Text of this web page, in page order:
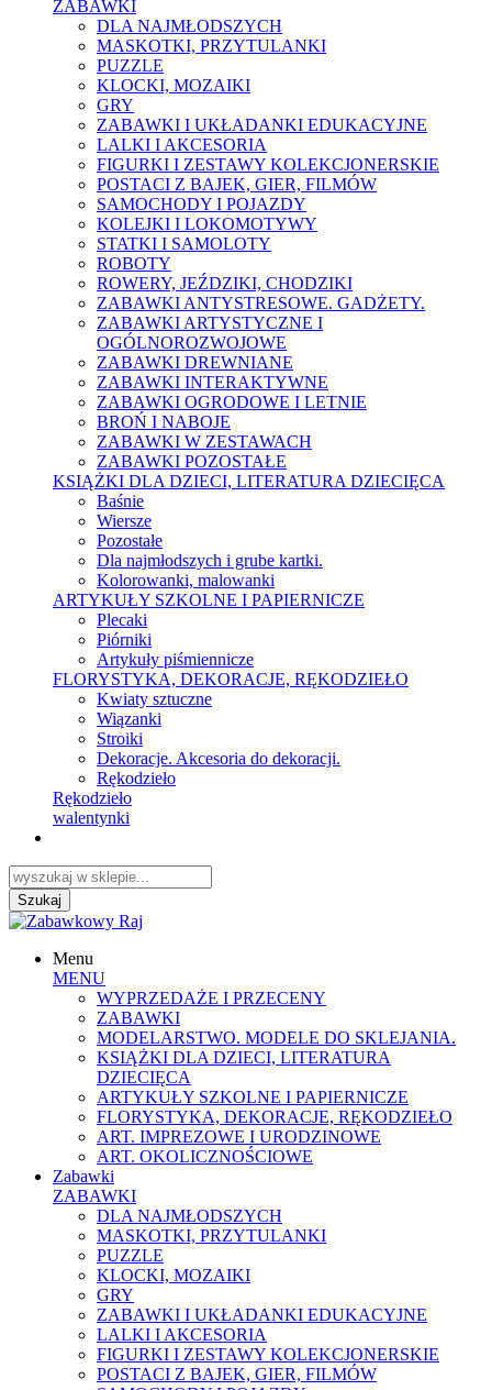
ZABAWKI
DLA NAJMŁODSZYCH
MASKOTKI, PRZYTULANKI
PUZZLE
KLOCKI, MOZAIKI
GRY
ZABAWKI I UKŁADANKI EDUKACYJNE
LALKI I AKCESORIA
FIGURKI I ZESTAWY KOLEKCJONERSKIE
POSTACI Z BAJEK, GIER, FILMÓW
SAMOCHODY I POJAZDY
KOLEJKI I LOKOMOTYWY
STATKI I SAMOLOTY
ROBOTY
ROWERY, JEŹDZIKI, CHODZIKI
ZABAWKI ANTYSTRESOWE. GADŻETY.
ZABAWKI ARTYSTYCZNE I
OGÓLNOROZWOJOWE
ZABAWKI DREWNIANE
ZABAWKI INTERAKTYWNE
ZABAWKI OGRODOWE I LETNIE
BROŃ I NABOJE
ZABAWKI W ZESTAWACH
ZABAWKI POZOSTAŁE
KSIĄŻKI DLA DZIECI, LITERATURA DZIECIĘCA
Baśnie
Wiersze
Pozostałe
Dla najmłodszych i grube kartki.
Kolorowanki, malowanki
ARTYKUŁY SZKOLNE I PAPIERNICZE
Plecaki
Piórniki
Artykuły piśmiennicze
FLORYSTYKA, DEKORACJE, RĘKODZIEŁO
Kwiaty sztuczne
Wiązanki
Stroiki
Dekoracje. Akcesoria do dekoracji.
Rękodzieło
Rękodzieło
walentynki
Menu
MENU
WYPRZEDAŻE I PRZECENY
ZABAWKI
MODELARSTWO. MODELE DO SKLEJANIA.
KSIĄŻKI DLA DZIECI, LITERATURA
DZIECIĘCA
ARTYKUŁY SZKOLNE I PAPIERNICZE
FLORYSTYKA, DEKORACJE, RĘKODZIEŁO
ART. IMPREZOWE I URODZINOWE
ART. OKOLICZNOŚCIOWE
Zabawki
ZABAWKI
DLA NAJMŁODSZYCH
MASKOTKI, PRZYTULANKI
PUZZLE
KLOCKI, MOZAIKI
GRY
ZABAWKI I UKŁADANKI EDUKACYJNE
LALKI I AKCESORIA
FIGURKI I ZESTAWY KOLEKCJONERSKIE
POSTACI Z BAJEK, GIER, FILMÓW